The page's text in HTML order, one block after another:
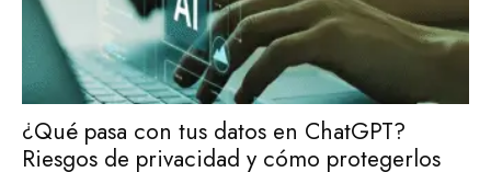
¿Qué pasa con tus datos en ChatGPT?
Riesgos de privacidad y cómo protegerlos